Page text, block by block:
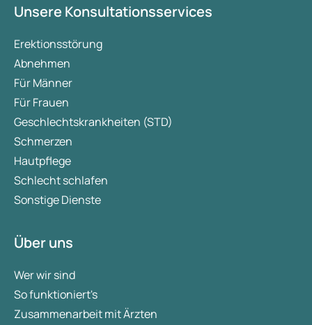
Unsere Konsultationsservices
Erektionsstörung
Abnehmen
Für Männer
Für Frauen
Geschlechtskrankheiten (STD)
Schmerzen
Hautpflege
Schlecht schlafen
Sonstige Dienste
Über uns
Wer wir sind
So funktioniert's
Zusammenarbeit mit Ärzten